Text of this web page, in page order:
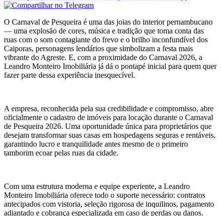
O Carnaval de Pesqueira é uma das joias do interior pernambucano
— uma explosão de cores, música e tradição que toma conta das
ruas com o som contagiante do frevo e o brilho inconfundível dos
Caiporas, personagens lendários que simbolizam a festa mais
vibrante do Agreste. E, com a proximidade do Carnaval 2026, a
Leandro Monteiro Imobiliária já dá o pontapé inicial para quem quer
fazer parte dessa experiência inesquecível.
A empresa, reconhecida pela sua credibilidade e compromisso, abre
oficialmente o cadastro de imóveis para locação durante o Carnaval
de Pesqueira 2026. Uma oportunidade única para proprietários que
desejam transformar suas casas em hospedagens seguras e rentáveis,
garantindo lucro e tranquilidade antes mesmo de o primeiro
tamborim ecoar pelas ruas da cidade.
Com uma estrutura moderna e equipe experiente, a Leandro
Monteiro Imobiliária oferece todo o suporte necessário: contratos
antecipados com vistoria, seleção rigorosa de inquilinos, pagamento
adiantado e cobrança especializada em caso de perdas ou danos.